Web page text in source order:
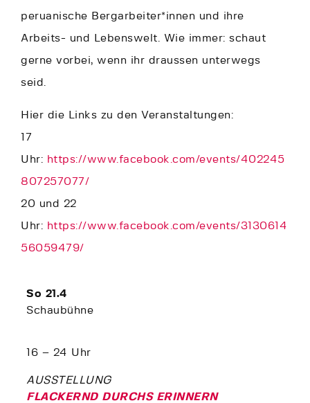
peruanische Bergarbeiter*innen und ihre
Arbeits- und Lebenswelt. Wie immer: schaut
gerne vorbei, wenn ihr draussen unterwegs
seid.
Hier die Links zu den Veranstaltungen:
17
Uhr: https://www.facebook.com/events/402245
807257077/
20 und 22
Uhr: https://www.facebook.com/events/3130614
56059479/
So 21.4
Schaubühne
16 – 24 Uhr
AUSSTELLUNG
FLACKERND DURCHS ERINNERN